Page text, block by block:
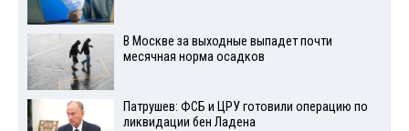
В Москве за выходные выпадет почти
месячная норма осадков
Патрушев: ФСБ и ЦРУ готовили операцию по
ликвидации бен Ладена